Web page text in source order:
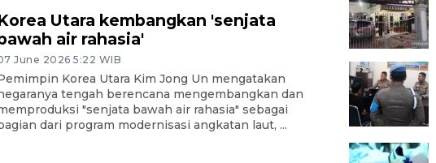
Utara kembangkan 'senjata
air rahasia'
June 2026 5:22 WIB
Korea Utara Kim Jong Un mengatakan
tengah berencana mengembangkan dan
"senjata bawah air rahasia" sebagai
dari program modernisasi angkatan laut, ...